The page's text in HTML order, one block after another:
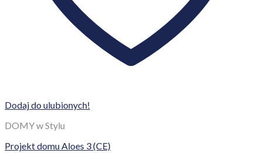
Dodaj do ulubionych!
DOMY w Stylu
Projekt domu Aloes 3 (CE)